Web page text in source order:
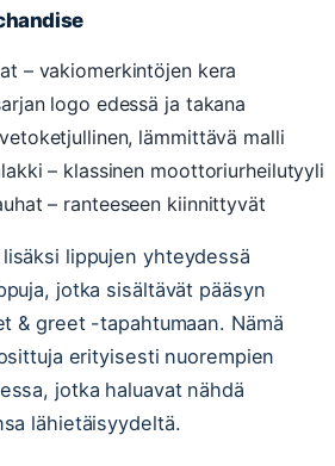
– vakiomerkintöjen kera
logo edessä ja takana
lämmittävä malli
– klassinen moottoriurheilutyyli
– ranteeseen kiinnittyvät
lisäksi lippujen yhteydessä
jotka sisältävät pääsyn
& greet -tapahtumaan. Nämä
erityisesti nuorempien
jotka haluavat nähdä
lähietäisyydeltä.